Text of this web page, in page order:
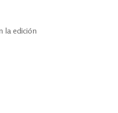
la edición